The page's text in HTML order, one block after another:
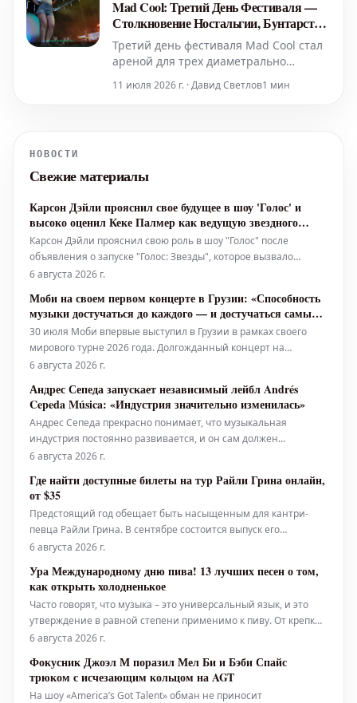
Mad Cool: Третий День Фестиваля —
Столкновение Ностальгии, Бунтарства
и Европейского Попа
Третий день фестиваля Mad Cool стал
ареной для трех диаметрально
концертному выступлению:
11 июля 2026 г. · Давид Светлов1 мин
НОВОСТИ
Свежие материалы
Карсон Дэйли прояснил свое будущее в шоу 'Голос' и
высоко оценил Кеке Палмер как ведущую звездного
спин-оффа
Карсон Дэйли прояснил свою роль в шоу "Голос" после
объявления о запуске "Голос: Звезды", которое вызвало
вопросы о его возможном уходе из проекта NBC. После
Дэйли во вторник обратился к своим поклонникам в
Instagram, чтобы заверить их,
6 августа 2026 г.
Моби на своем первом концерте в Грузии: «Способность
музыки достучаться до каждого — и достучаться самым
личным образом»
30 июля Моби впервые выступил в Грузии в рамках своего
мирового турне 2026 года. Долгожданный концерт на
Международном автомотодроме Рустави под Тбилиси был
история музыкальной индустрии хранит имена многих
выдающихся музыкантов. Од
6 августа 2026 г.
Андрес Сепеда запускает независимый лейбл Andrés
Cepeda Música: «Индустрия значительно изменилась»
Андрес Сепеда прекрасно понимает, что музыкальная
индустрия постоянно развивается, и он сам должен
непрерывно меняться и адаптироваться. После трёх
крупными звукозаписывающими компаниями, как Warner и
Sony, Сепеда принял решение продо
6 августа 2026 г.
Где найти доступные билеты на тур Райли Грина онлайн,
от $35
Предстоящий год обещает быть насыщенным для кантри-
певца Райли Грина. В сентябре состоится выпуск его
четвёртого студийного альбома «That’s Just Me», а также Грин
Voice». В настоящее время Райли Грин проводит св
6 августа 2026 г.
Ура Международному дню пива! 13 лучших песен о том,
как открыть холодненькое
Часто говорят, что музыка – это универсальный язык, и это
утверждение в равной степени применимо к пиву. От крепких
стаутов и хрустящих IPA до освежающих пилснеров и темных
уникальный сорт. В разных культурах простой акт распития
пинты в мест
6 августа 2026 г.
Фокусник Джоэл М поразил Мел Би и Бэби Спайс
трюком с исчезающим кольцом на AGT
На шоу «America’s Got Talent» обман не приносит